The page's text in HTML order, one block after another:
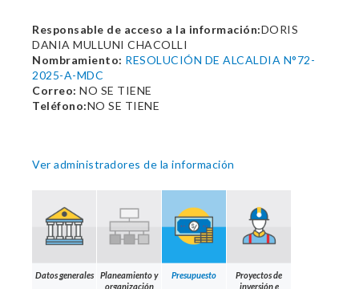
Responsable de acceso a la información:DORIS
DANIA MULLUNI CHACOLLI
Nombramiento: RESOLUCIÓN DE ALCALDIA N°72-
2025-A-MDC
Correo: NO SE TIENE
Teléfono:NO SE TIENE
Ver administradores de la información
Datos generales
Planeamiento y
organización
Presupuesto
Proyectos de
inversión e